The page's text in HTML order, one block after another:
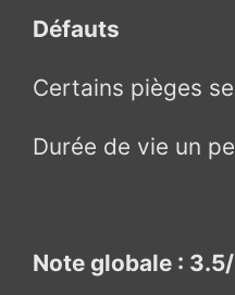
Défauts
Certains pièges
Durée de vie un
Note globale :